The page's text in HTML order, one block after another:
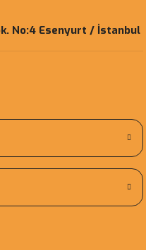
No:4 Esenyurt / İstanbul